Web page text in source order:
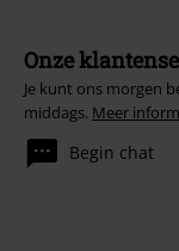
Onze
Je kunt ons morgen
middags. Meer
Begin chat